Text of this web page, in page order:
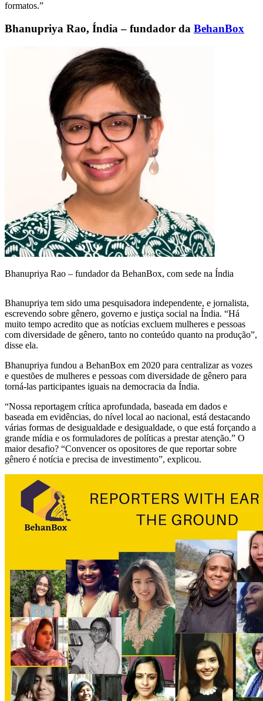
formatos.”
Bhanupriya Rao, Índia – fundador da BehanBox
Bhanupriya Rao – fundador da BehanBox, com sede na Índia
Bhanupriya tem sido uma pesquisadora independente, e jornalista,
escrevendo sobre gênero, governo e justiça social na Índia. “Há
muito tempo acredito que as notícias excluem mulheres e pessoas
com diversidade de gênero, tanto no conteúdo quanto na produção”,
disse ela.
Bhanupriya fundou a BehanBox em 2020 para centralizar as vozes
e questões de mulheres e pessoas com diversidade de gênero para
torná-las participantes iguais na democracia da Índia.
“Nossa reportagem crítica aprofundada, baseada em dados e
baseada em evidências, do nível local ao nacional, está destacando
várias formas de desigualdade e desigualdade, o que está forçando a
grande mídia e os formuladores de políticas a prestar atenção.” O
maior desafio? “Convencer os opositores de que reportar sobre
gênero é notícia e precisa de investimento”, explicou.